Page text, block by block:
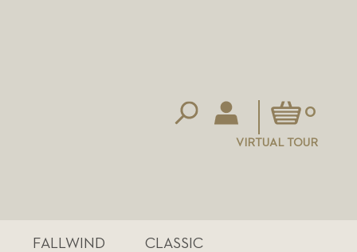
Mein Warenkorb
0
VIRTUAL TOUR
FALLWIND CLASSIC